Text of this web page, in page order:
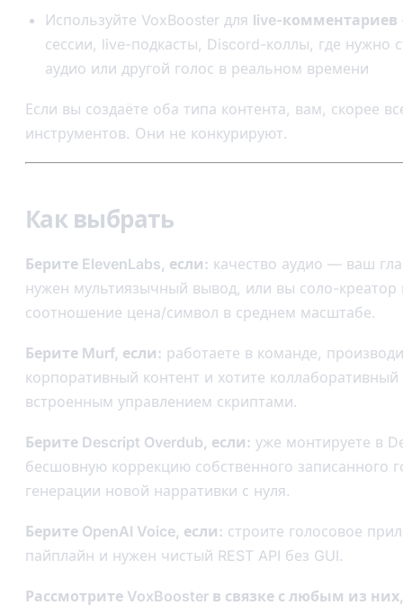
Используйте VoxBooster для live-комментариев
сессии, live-подкасты, Discord-коллы, где нужно
аудио или другой голос в реальном времени
Если вы создаёте оба типа контента, вам, скорее
инструментов. Они не конкурируют.
Как выбрать
Берите ElevenLabs, если: качество аудио — ваш
нужен мультиязычный вывод, или вы соло-креатор
соотношение цена/символ в среднем масштабе.
Берите Murf, если: работаете в команде,
корпоративный контент и хотите коллаборативный
встроенным управлением скриптами.
Берите Descript Overdub, если: уже монтируете в
бесшовную коррекцию собственного записанного
генерации новой нарративки с нуля.
Берите OpenAI Voice, если: строите голосовое
пайплайн и нужен чистый REST API без GUI.
Рассмотрите VoxBooster в связке с любым из